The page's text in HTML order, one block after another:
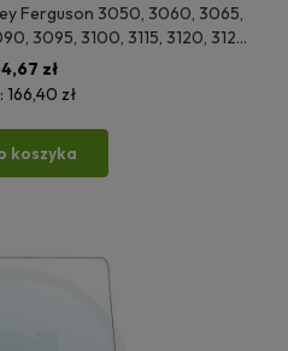
Ferguson 3050, 3060, 3065,
3095, 3100, 3115, 3120, 3125,
3660, 3670, 3680, 3690,
3655
zł
166,40 zł
koszyka